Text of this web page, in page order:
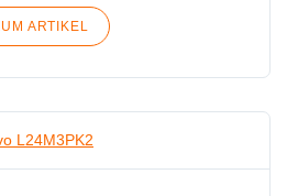
ARTIKEL